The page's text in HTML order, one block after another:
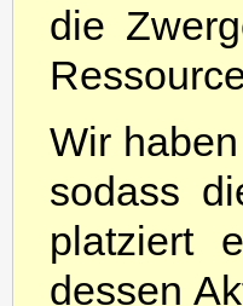
die
Wir
sodass
platziert
dessen